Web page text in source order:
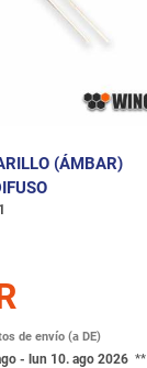
(ÁMBAR)
de envío (a DE)
- lun 10. ago 2026 **